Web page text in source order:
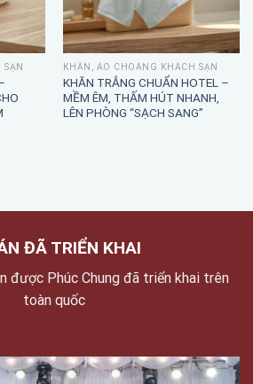
KHĂN, ÁO CHOÀNG KHÁCH SẠN
KHĂN TRẮNG CHUẨN HOTEL –
MỀM ÊM, THẤM HÚT NHANH,
ĐÃ TRIỂN KHAI
được Phúc Chung đã triển khai trên